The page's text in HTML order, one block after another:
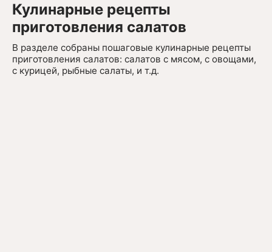
Кулинарные рецепты
приготовления салатов
В разделе собраны пошаговые кулинарные рецепты
приготовления салатов: салатов с мясом, с овощами,
с курицей, рыбные салаты, и т.д.